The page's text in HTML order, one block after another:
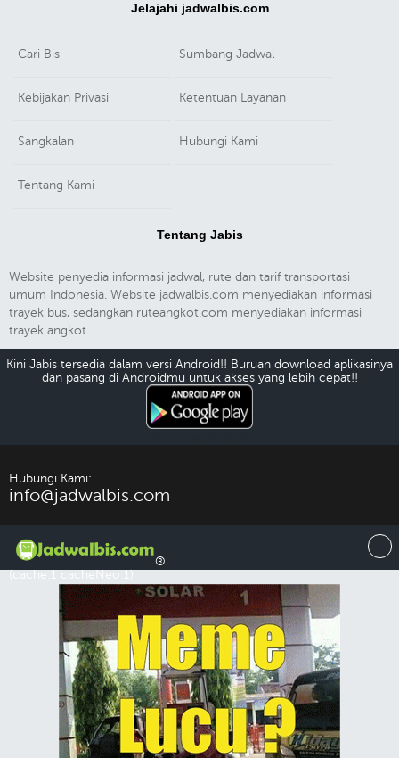
Jelajahi jadwalbis.com
Cari Bis Sumbang Jadwal
Kebijakan Privasi Ketentuan Layanan
Sangkalan Hubungi Kami
Tentang Kami
Tentang Jabis
Website penyedia informasi jadwal, rute dan tarif transportasi
umum Indonesia. Website jadwalbis.com menyediakan informasi
trayek bus, sedangkan ruteangkot.com menyediakan informasi
trayek angkot.
Kini Jabis tersedia dalam versi Android!! Buruan download aplikasinya
dan pasang di Androidmu untuk akses yang lebih cepat!!
Hubungi Kami:
info@jadwalbis.com
®
(cache:1 cacheNeo:1)